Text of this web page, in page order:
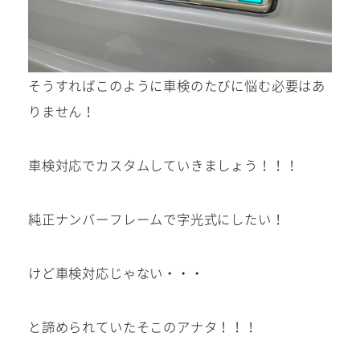
そうすればこのように車検のたびに悩む必要はあ
りません！
車検対応でカスタムしていきましょう！！！
純正ナンバーフレームで字光式にしたい！
けど車検対応じゃない・・・
と諦められていたそこのアナタ！！！